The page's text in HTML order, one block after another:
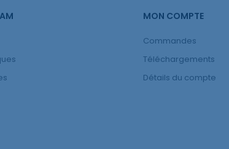
MON COMPTE
Commandes
Téléchargements
Détails du compte